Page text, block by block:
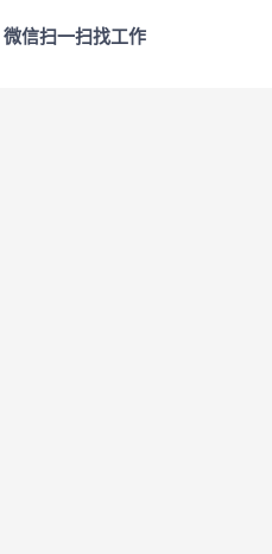
微信扫一扫找工作